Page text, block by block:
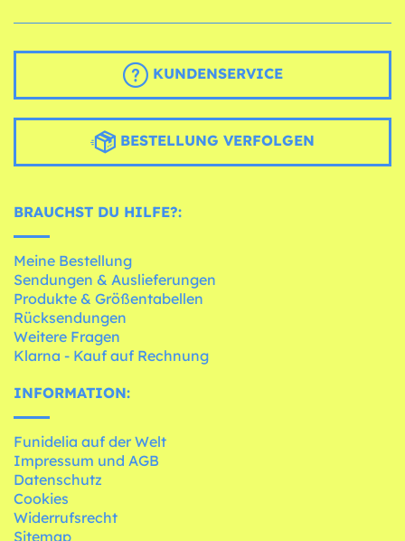
KUNDENSERVICE
BESTELLUNG VERFOLGEN
BRAUCHST DU HILFE?:
Meine Bestellung
Sendungen & Auslieferungen
Produkte & Größentabellen
Rücksendungen
Weitere Fragen
Klarna - Kauf auf Rechnung
INFORMATION:
Funidelia auf der Welt
Impressum und AGB
Datenschutz
Cookies
Widerrufsrecht
Sitemap